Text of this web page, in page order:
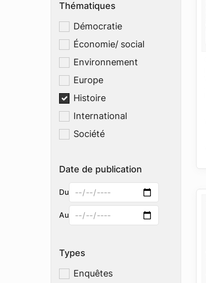
Thématiques
Démocratie
Économie/ social
Environnement
Europe
Histoire
International
Société
Date de publication
Du
Au
Types
Enquêtes